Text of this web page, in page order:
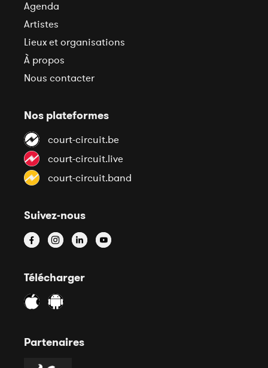
Agenda
Artistes
Lieux et organisations
À propos
Nous contacter
Nos plateformes
court-circuit.be
court-circuit.live
court-circuit.band
Suivez-nous
Télécharger
Partenaires